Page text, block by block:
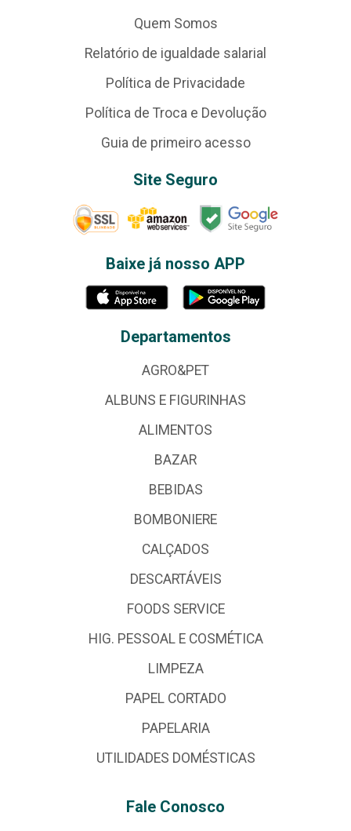
Quem Somos
Relatório de igualdade salarial
Política de Privacidade
Política de Troca e Devolução
Guia de primeiro acesso
Site Seguro
Baixe já nosso APP
Departamentos
AGRO&PET
ALBUNS E FIGURINHAS
ALIMENTOS
BAZAR
BEBIDAS
BOMBONIERE
CALÇADOS
DESCARTÁVEIS
FOODS SERVICE
HIG. PESSOAL E COSMÉTICA
LIMPEZA
PAPEL CORTADO
PAPELARIA
UTILIDADES DOMÉSTICAS
Fale Conosco